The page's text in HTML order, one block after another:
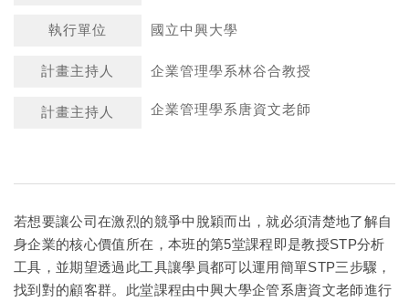
執行單位 國立中興大學
計畫主持人 企業管理學系林谷合教授
計畫主持人 企業管理學系唐資文老師
若想要讓公司在激烈的競爭中脫穎而出，就必須清楚地了解自
身企業的核心價值所在，本班的第5堂課程即是教授STP分析
工具，並期望透過此工具讓學員都可以運用簡單STP三步驟，
找到對的顧客群。此堂課程由中興大學企管系唐資文老師進行